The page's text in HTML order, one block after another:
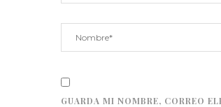
GUARDA MI NOMBRE, CORREO